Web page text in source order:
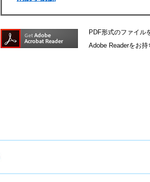
PDF形式のファイル
Adobe Readerをお